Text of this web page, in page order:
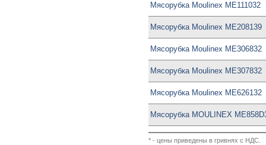
Мясорубка Moulinex ME111032
Мясорубка Moulinex ME208139
Мясорубка Moulinex ME306832
Мясорубка Moulinex ME307832
Мясорубка Moulinex ME626132
Мясорубка MOULINEX
* - цены приведены в гривнях с НДС.